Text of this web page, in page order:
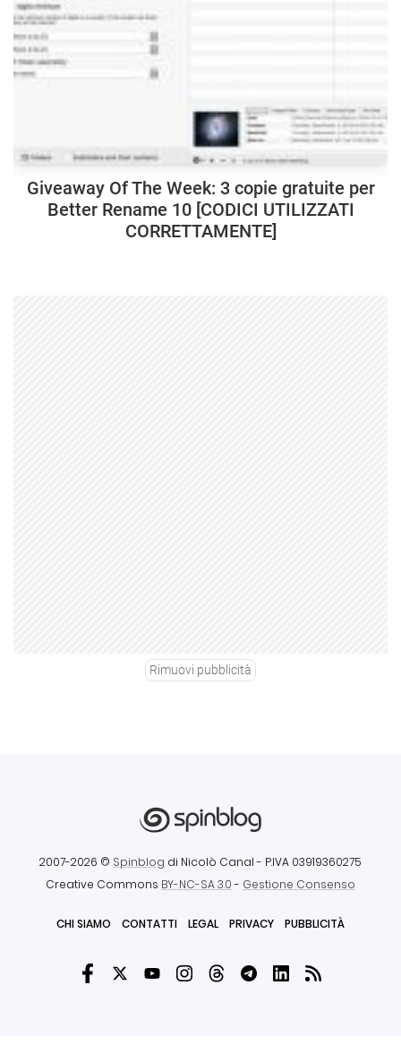
Giveaway Of The Week: 3 copie gratuite per
Better Rename 10 [CODICI UTILIZZATI
CORRETTAMENTE]
Rimuovi pubblicità
2007-2026 © Spinblog di Nicolò Canal - P.IVA 03919360275
Creative Commons BY-NC-SA 3.0- Gestione Consenso
CHI SIAMO CONTATTI LEGAL PRIVACY PUBBLICITÀ